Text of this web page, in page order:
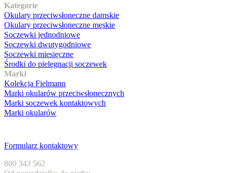
Kategorie
Okulary przeciwsłoneczne damskie
Okulary przeciwsłoneczne męskie
Soczewki jednodniowe
Soczewki dwutygodniowe
Soczewki miesięczne
Środki do pielęgnacji soczewek
Marki
Kolekcja Fielmann
Marki okularów przeciwsłonecznych
Marki soczewek kontaktowych
Marki okularów
Formularz kontaktowy
800 343 562